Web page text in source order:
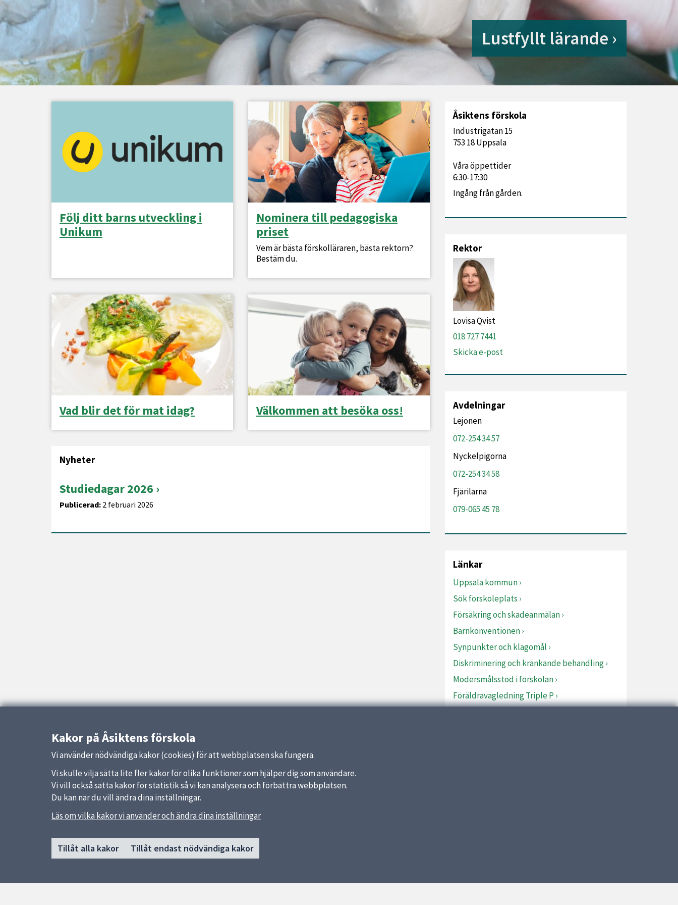
Lustfyllt lärande
Följ ditt barns utveckling i
Unikum
Nominera till pedagogiska
priset
Vem är bästa förskolläraren, bästa rektorn?
Bestäm du.
Vad blir det för mat idag? Välkommen att besöka oss!
Nyheter
Studiedagar 2026
Publicerad: 2 februari 2026
Åsiktens förskola
Industrigatan 15
753 18 Uppsala
Våra öppettider
6:30-17:30
Ingång från gården.
Rektor
Lovisa Qvist
018 727 7441
Skicka e-post
Avdelningar
Lejonen
072-254 34 57
Nyckelpigorna
072-254 34 58
Fjärilarna
079-065 45 78
Länkar
Uppsala kommun
Sök förskoleplats
Försäkring och skadeanmälan
Barnkonventionen
Synpunkter och klagomål
Diskriminering och kränkande behandling
Modersmålsstöd i förskolan
Föräldravägledning Triple P
Kakor på Åsiktens förskola
Vi använder nödvändiga kakor (cookies) för att webbplatsen ska fungera.
Vi skulle vilja sätta lite fler kakor för olika funktioner som hjälper dig som användare.
Vi vill också sätta kakor för statistik så vi kan analysera och förbättra webbplatsen.
Du kan när du vill ändra dina inställningar.
Läs om vilka kakor vi använder och ändra dina inställningar
Tillåt alla kakor Tillåt endast nödvändiga kakor
SidfotHuvudmeny
Start
Snabblänkar
Uppsala kommun